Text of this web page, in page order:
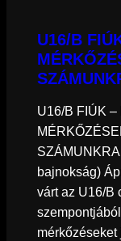
U16/B
U16/B FIÚK –
bajnokság)
várt az U16/B